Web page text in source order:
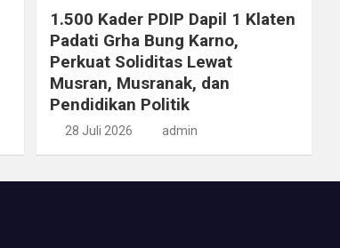
1.500 Kader PDIP Dapil 1 Klaten
Padati Grha Bung Karno,
Perkuat Soliditas Lewat
Musran, Musranak, dan
Pendidikan Politik
28 Juli 2026 admin